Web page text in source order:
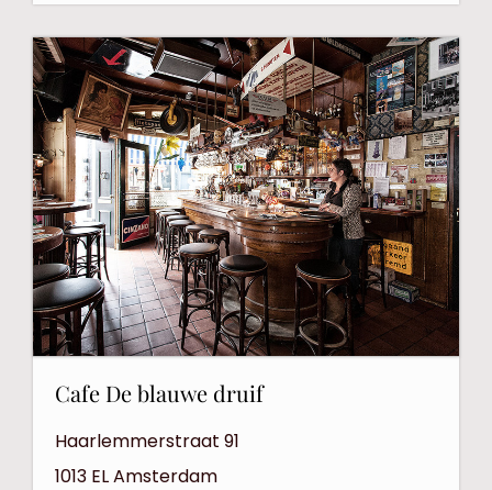
Cafe De blauwe druif
Haarlemmerstraat 91
1013 ELAmsterdam